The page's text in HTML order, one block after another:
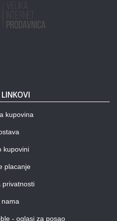
kupovina
kupovini
placanje
privatnosti
nama
- oglasi za posao